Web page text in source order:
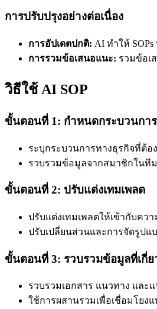
การปรับปรุงอย่างต่อเนื่อง
การอัปเดตปกติ: AI ทำให้
การรวมข้อเสนอแนะ: รวมข้อเ
วิธีใช้ AI SOP
ขั้นตอนที่ 1: กำหนดกระบวนการ
ระบุกระบวนการทางธุรกิจที่ต้อง
รวบรวมข้อมูลจากสมาชิกในที
ขั้นตอนที่ 2: ปรับแต่งเทมเพลต
ปรับแต่งเทมเพลตให้เข้ากับคว
ปรับเปลี่ยนส่วนและการจัดรูป
ขั้นตอนที่ 3: รวบรวมข้อมูลที่เกี่ย
รวบรวมเอกสาร แนวทาง และ
ใช้การผสานรวมเพื่อเชื่อมโยง